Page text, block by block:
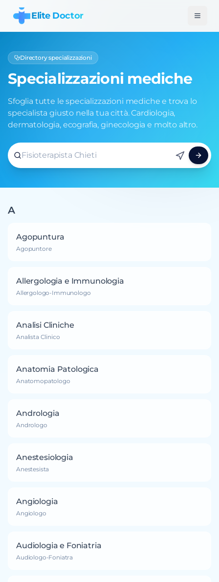
Elite Doctor
Directory specializzazioni
Specializzazioni mediche
Sfoglia tutte le specializzazioni mediche e trova lo
specialista giusto nella tua città. Cardiologia,
dermatologia, ecografia, ginecologia e molto altro.
Dermatologo Milano
A
Agopuntura
Agopuntore
Allergologia e Immunologia
Allergologo-Immunologo
Analisi Cliniche
Analista Clinico
Anatomia Patologica
Anatomopatologo
Andrologia
Andrologo
Anestesiologia
Anestesista
Angiologia
Angiologo
Audiologia e Foniatria
Audiologo-Foniatra